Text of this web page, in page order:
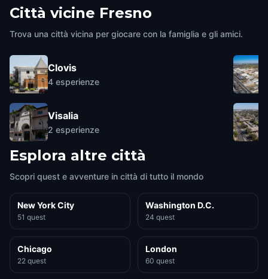
Città vicine Fresno
Trova una città vicina per giocare con la famiglia e gli amici.
Clovis
4 esperienze
Visalia
2 esperienze
Esplora altre città
Scopri quest e avventure in città di tutto il mondo
New York City
51 quest
Washington D.C.
24 quest
Chicago
22 quest
London
60 quest